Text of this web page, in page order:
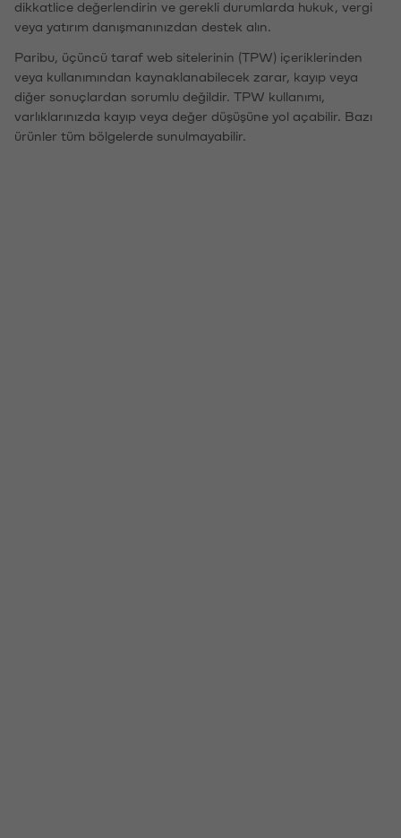
dikkatlice değerlendirin ve gerekli durumlarda hukuk, vergi
veya yatırım danışmanınızdan destek alın.
Paribu, üçüncü taraf web sitelerinin (TPW) içeriklerinden
veya kullanımından kaynaklanabilecek zarar, kayıp veya
diğer sonuçlardan sorumlu değildir. TPW kullanımı,
varlıklarınızda kayıp veya değer düşüşüne yol açabilir. Bazı
ürünler tüm bölgelerde sunulmayabilir.